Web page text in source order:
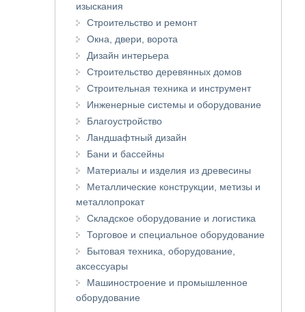
изыскания
Строительство и ремонт
Окна, двери, ворота
Дизайн интерьера
Строительство деревянных домов
Строительная техника и инструмент
Инженерные системы и оборудование
Благоустройство
Ландшафтный дизайн
Бани и бассейны
Материалы и изделия из древесины
Металлические конструкции, метизы и
металлопрокат
Складское оборудование и логистика
Торговое и специальное оборудование
Бытовая техника, оборудование,
аксессуары
Машиностроение и промышленное
оборудование